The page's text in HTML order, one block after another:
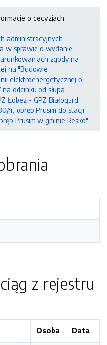
o decyzjach
administracyjnych
w sprawie o wydanie
zgody na
na "Budowie
elektroenergetycznej o
odcinku od słupa
Łobez - GPZ Białogard
4, obręb Prusim do stacji
Prusim w gminie Resko"
z rejestru
Osoba Data